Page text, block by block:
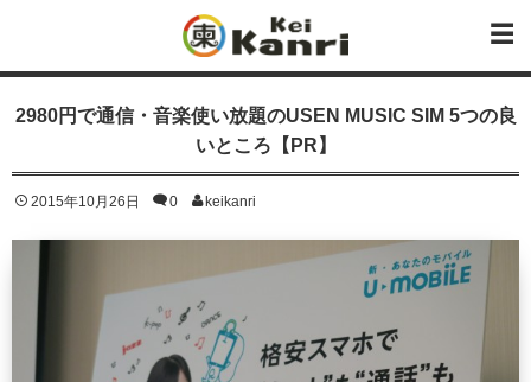
2980円で通信・音楽使い放題のUSEN MUSIC SIM 5つの良
いところ【PR】
2015年10月26日 0 keikanri